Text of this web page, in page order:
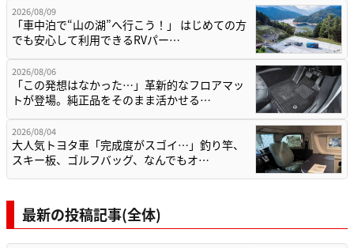
2026/08/09
「車中泊で“山の湖”へ行こう！」 はじめての方
でも安心して利用できるRVパー…
2026/08/06
「この発想はなかった…」革新的なフロアマッ
トが登場。純正品をそのまま活かせる…
2026/08/04
大人気トヨタ車「完成度がスゴイ…」釣り竿、
スキー板、ゴルフバッグ、なんでもオ…
最新の投稿記事(全体)